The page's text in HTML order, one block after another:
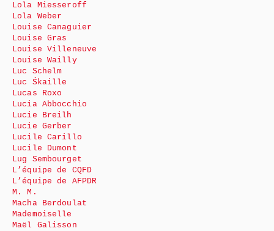
Lola Miesseroff
Lola Weber
Louise Canaguier
Louise Gras
Louise Villeneuve
Louise Wailly
Luc Schelm
Luc Śkaille
Lucas Roxo
Lucia Abbocchio
Lucie Breilh
Lucie Gerber
Lucile Carillo
Lucile Dumont
Lug Sembourget
L’équipe de CQFD
L’équipe de AFPDR
M. M.
Macha Berdoulat
Mademoiselle
Maël Galisson